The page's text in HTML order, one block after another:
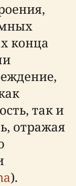
конца
так и
отражая
).